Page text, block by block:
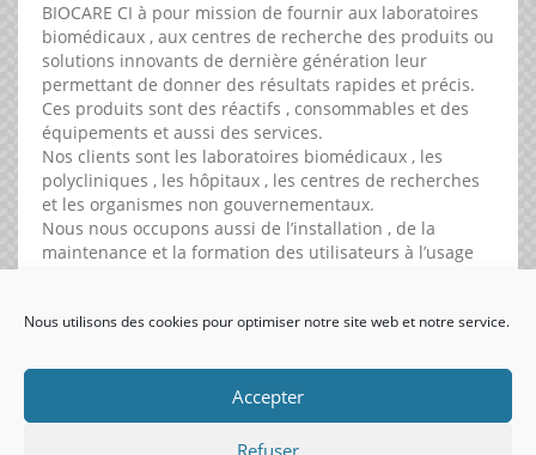
Nous utilisons des cookies pour optimiser notre site web et notre service.
Accepter
Refuser
BIOCARE CI à pour mission de fournir aux laboratoires
biomédicaux , aux centres de recherche des produits ou
solutions innovants de dernière génération leur
permettant de donner des résultats rapides et précis.
Ces produits sont des réactifs , consommables et des
équipements et aussi des services.
Nos clients sont les laboratoires biomédicaux , les
polycliniques , les hôpitaux , les centres de recherches
et les organismes non gouvernementaux.
Nous nous occupons aussi de l’installation , de la
maintenance et la formation des utilisateurs à l’usage
visiteurs uniques: